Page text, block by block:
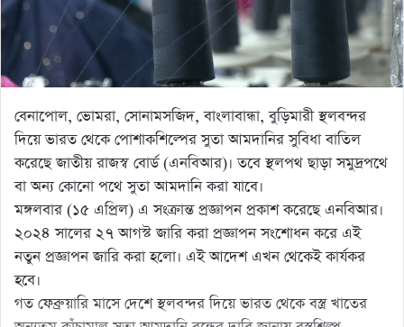
বেনাপোল, ভোমরা, সোনামসজিদ, বাংলাবান্ধা, বুড়িমারী স্থলবন্দর
দিয়ে ভারত থেকে পোশাকশিল্পের সুতা আমদানির সুবিধা বাতিল
করেছে জাতীয় রাজস্ব বোর্ড (এনবিআর)। তবে স্থলপথ ছাড়া সমুদ্রপথে
বা অন্য কোনো পথে সুতা আমদানি করা যাবে।
মঙ্গলবার (১৫ এপ্রিল) এ সংক্রান্ত প্রজ্ঞাপন প্রকাশ করেছে এনবিআর।
২০২৪ সালের ২৭ আগস্ট জারি করা প্রজ্ঞাপন সংশোধন করে এই
নতুন প্রজ্ঞাপন জারি করা হলো। এই আদেশ এখন থেকেই কার্যকর
হবে।
গত ফেব্রুয়ারি মাসে দেশে স্থলবন্দর দিয়ে ভারত থেকে বস্ত্র খাতের